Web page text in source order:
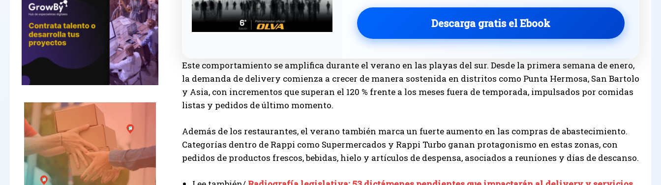
Descarga gratis el Ebook
Este comportamiento se amplifica durante el verano en las playas del sur. Desde la primera semana de enero,
la demanda de delivery comienza a crecer de manera sostenida en distritos como Punta Hermosa, San Bartolo
y Asia, con incrementos que superan el 120 % frente a los meses fuera de temporada, impulsados por comidas
listas y pedidos de último momento.
Además de los restaurantes, el verano también marca un fuerte aumento en las compras de abastecimiento.
Categorías dentro de Rappi como Supermercados y Rappi Turbo ganan protagonismo en estas zonas, con
pedidos de productos frescos, bebidas, hielo y artículos de despensa, asociados a reuniones y días de descanso.